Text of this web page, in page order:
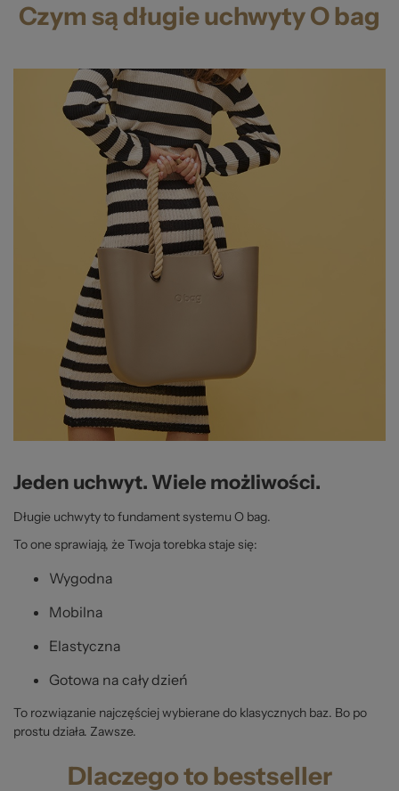
Czym są długie uchwyty O bag
Jeden uchwyt. Wiele możliwości.
Długie uchwyty to fundament systemu O bag.
To one sprawiają, że Twoja torebka staje się:
Wygodna
Mobilna
Elastyczna
Gotowa na cały dzień
To rozwiązanie najczęściej wybierane do klasycznych baz. Bo po
prostu działa. Zawsze.
Dlaczego to bestseller